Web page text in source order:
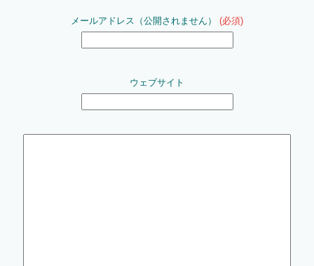
メールアドレス（公開されません） (必須)
ウェブサイト